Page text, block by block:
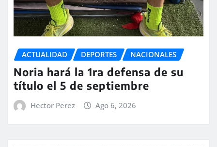
ACTUALIDAD DEPORTES NACIONALES
Noria hará la 1ra defensa de su
título el 5 de septiembre
Hector Perez Ago 6, 2026